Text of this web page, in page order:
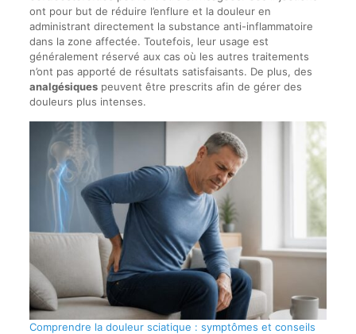
ont pour but de réduire l’enflure et la douleur en
administrant directement la substance anti-inflammatoire
dans la zone affectée. Toutefois, leur usage est
généralement réservé aux cas où les autres traitements
n’ont pas apporté de résultats satisfaisants. De plus, des
analgésiquespeuvent être prescrits afin de gérer des
douleurs plus intenses.
Comprendre la douleur sciatique : symptômes et conseils